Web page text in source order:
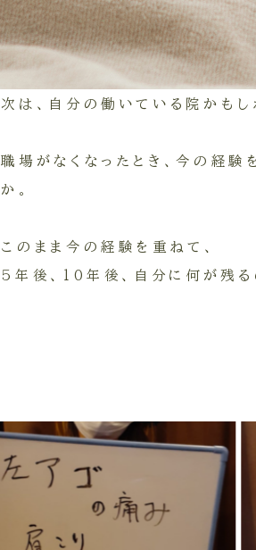
きなグループ院でも、店舗を減
なったりしたという話を聞く。
次は、自分の働いている院かもし
職場がなくなったとき、今の経験
か。
このまま今の経験を重ねて、
5年後、10年後、自分に何が残る